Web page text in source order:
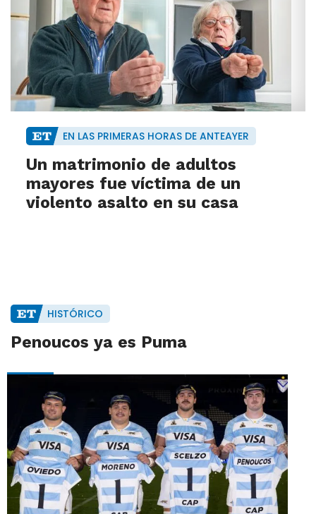
EN LAS PRIMERAS HORAS DE ANTEAYER
Un matrimonio de adultos
mayores fue víctima de un
violento asalto en su casa
HISTÓRICO
Penoucos ya es Puma